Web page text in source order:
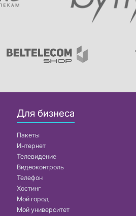
Для бизнеса
Пакеты
Интернет
Телевидение
Видеоконтроль
Телефон
Хостинг
Мой город
Мой университет